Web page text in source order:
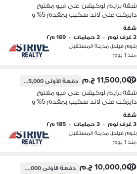
شقة برايم لوكيشن على فيو مفتوح
دايركت على لاند سكيب بمقدم 5% و
كمبوند "بلوم فيلدز" (Bloom Fields)
شقة
2 غرف نوم
• 2 حمامات • 169 م٢
بلوم فيلدز، مدينة المستقبل
منذ 1 يوم
11,500,000 ج.م دفعة الأولى575,000 ج.م
شقة برايم لوكيشن على فيو مفتوح
دايركت على لاند سكيب بمقدم 5% و
كمبوند "بلوم فيلدز" (Bloom Fields)
شقة
3 غرف نوم
• 3 حمامات • 185 م٢
بلوم فيلدز، مدينة المستقبل
منذ 1 يوم
10,000,000 ج.م دفعة الأولى500,000 ج.م